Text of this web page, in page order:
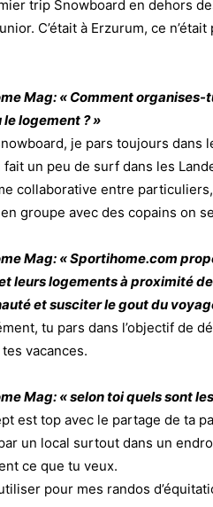
trip Snowboard en dehors
C’était à Erzurum, ce
Mag: « Comment
logement ? »
je pars toujours dans
fait un peu de surf dans les
collaborative entre
groupe avec des copains on
Mag: « Sportihome.com
leurs logements à proximité
et susciter le gout du
tu pars dans l’objectif de
vacances.
Mag: « selon toi quels sont
est top avec le partage de ta
un local surtout dans un
ce que tu veux.
pour mes randos